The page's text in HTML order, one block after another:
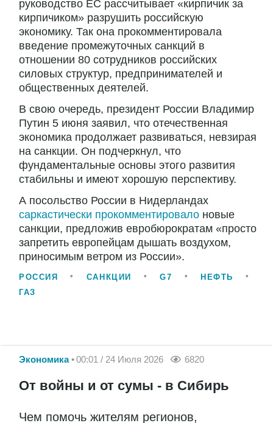
руководство ЕС рассчитывает «кирпичик за
кирпичиком» разрушить российскую
экономику. Так она прокомментировала
введение промежуточных санкций в
отношении 80 сотрудников российских
силовых структур, предпринимателей и
общественных деятелей.
В свою очередь, президент России Владимир
Путин 5 июня заявил, что отечественная
экономика продолжает развиваться, невзирая
на санкции. Он подчеркнул, что
фундаментальные основы этого развития
стабильны и имеют хорошую перспективу.
А посольство России в Нидерландах
саркастически прокомментировало новые
санкции, предложив евробюрократам «просто
запретить европейцам дышать воздухом,
приносимым ветром из России».
РОССИЯ САНКЦИИ G7
НЕФТЬ
ГАЗ
Экономика 00:01 / 24 Июля 2026 6820
От войны и от сумы - в Сибирь
Чем помочь жителям регионов,